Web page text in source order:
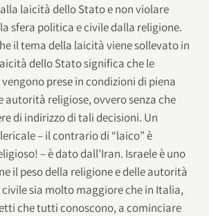
laicità dello Stato e non violare
sfera politica e civile dalla religione.
il tema della laicità viene sollevato in
dello Stato significa che le
prese in condizioni di piena
autorità religiose, ovvero senza che
di indirizzo di tali decisioni. Un
– il contrario di “laico” è
– è dato dall’Iran. Israele è uno
il peso della religione e delle autorità
sia molto maggiore che in Italia,
che tutti conoscono, a cominciare